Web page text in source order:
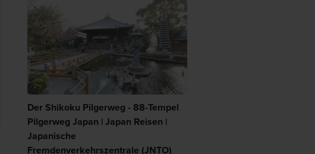
Der Shikoku Pilgerweg - 88-Tempel
Pilgerweg Japan | Japan Reisen |
Japanische
Fremdenverkehrszentrale (JNTO)